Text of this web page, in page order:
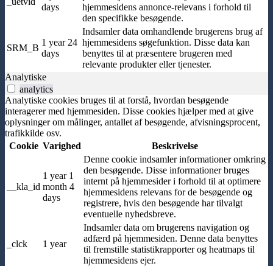
days
hjemmesidens annonce-relevans i forhold til
den specifikke besøgende.
SRM_B
1 year 24
days
Indsamler data omhandlende brugerens brug af
hjemmesidens søgefunktion. Disse data kan
benyttes til at præsentere brugeren med
relevante produkter eller tjenester.
Analytiske
analytics
Analytiske cookies bruges til at forstå, hvordan besøgende
interagerer med hjemmesiden. Disse cookies hjælper med at give
oplysninger om målinger, antallet af besøgende, afvisningsprocent,
trafikkilde osv.
Cookie Varighed Beskrivelse
__kla_id
1 year 1
month 4
days
Denne cookie indsamler informationer omkring
den besøgende. Disse informationer bruges
internt på hjemmesider i forhold til at optimere
hjemmesidens relevans for de besøgende og
registrere, hvis den besøgende har tilvalgt
eventuelle nyhedsbreve.
_clck 1 year
Indsamler data om brugerens navigation og
adfærd på hjemmesiden. Denne data benyttes
til fremstille statistikrapporter og heatmaps til
hjemmesidens ejer.